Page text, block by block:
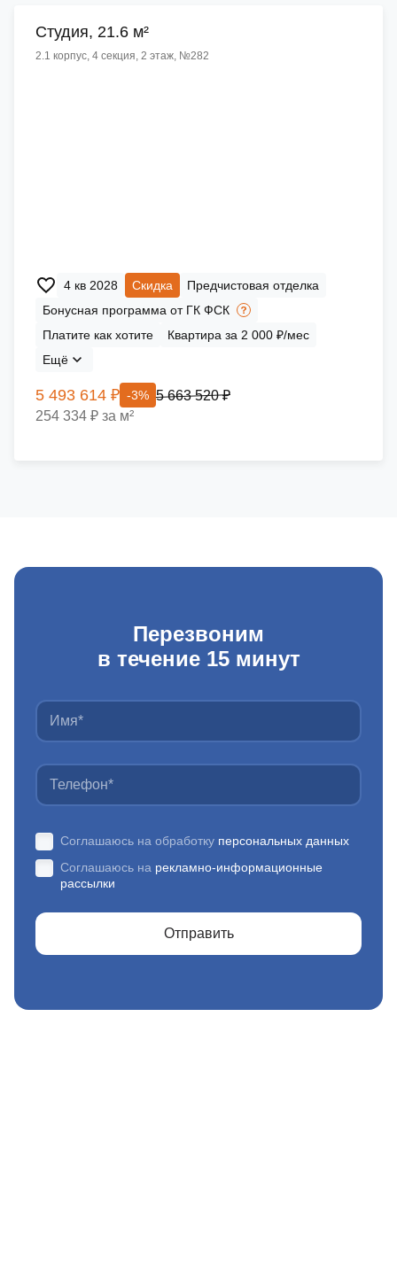
Cтудия, 21.6 м²
2.1 корпус, 4 секция, 2 этаж, №282
4 кв 2028 Скидка
Предчистовая отделка
Бонусная программа от ГК ФСК
Платите как хотите
Квартира за 2 000 ₽/мес
Ещё
5 493 614 ₽ -3% 5 663 520 ₽
254 334 ₽ за м²
Перезвоним
в течение 15 минут
Соглашаюсь на обработку персональных данных
Соглашаюсь на рекламно-информационные
рассылки
Отправить